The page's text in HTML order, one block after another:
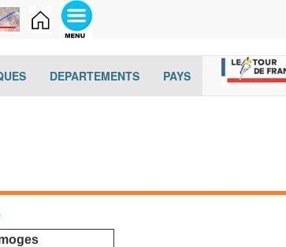
(current)DEPARTEMENTS(current)
PAYS(cur